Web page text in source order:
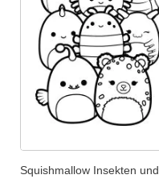
Squishmallow Insekten und